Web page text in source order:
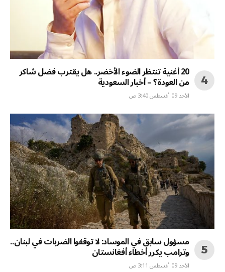
20 أغنية تنتظر الضوء الأخضر.. هل يقترب فضل شاكر
من العودة؟ – أخبار السعودية
الأحد 09 أغسطس 3:40 ص
مسؤول سابق في الموساد: لا توقفوا الضربات في لبنان..
وترامب يكرر أخطاء أفغانستان
الأحد 09 أغسطس 3:11 ص